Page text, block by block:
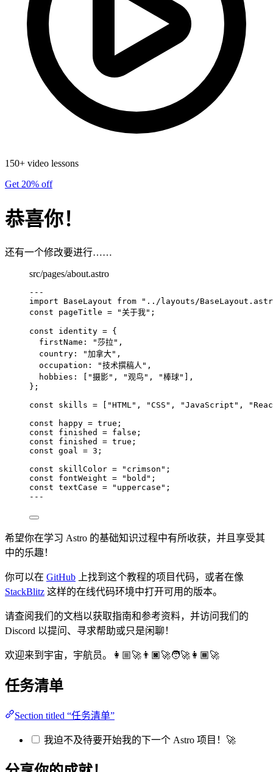
150+ video lessons
Get 20% off
恭喜你！
还有一个修改要进行……
src/pages/about.astro
---
import BaseLayout from " ../layouts/
const pageTitle = "关于我" ;
const identity = {
firstName:
"莎拉" ,
country:
"加拿大" ,
occupation:
"技术撰稿人 " ,
hobbies:
"摄影" , "观鸟 " , "棒球"
,
} ;
const skills = "HTML" , "CSS " , "JavaScript " , "
const
happy = true ;
const finished = false ;
const finished = true ;
const goal = 3 ;
const skillColor = " crimson " ;
const fontWeight = " bold " ;
const textCase = " uppercase " ;
---
希望你在学习 Astro 的基础知识过程中有所收获，并且享受其
中的乐趣！
你可以在 GitHub 上找到这个教程的项目代码，或者在像
StackBlitz 这样的在线代码环境中打开可用的版本。
请查阅我们的文档以获取指南和参考资料，并访问我们的
Discord 以提问、寻求帮助或只是闲聊！
欢迎来到宇宙，宇航员。👩🏼‍🚀👨🏿‍🚀🧑‍🚀👩🏾‍🚀
任务清单
Section titled “任务清单”
我迫不及待要开始我的下一个 Astro 项目！🚀